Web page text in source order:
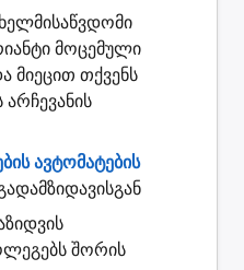
მოცემული
მიეცით თქვენს
ავტომატების
შორის